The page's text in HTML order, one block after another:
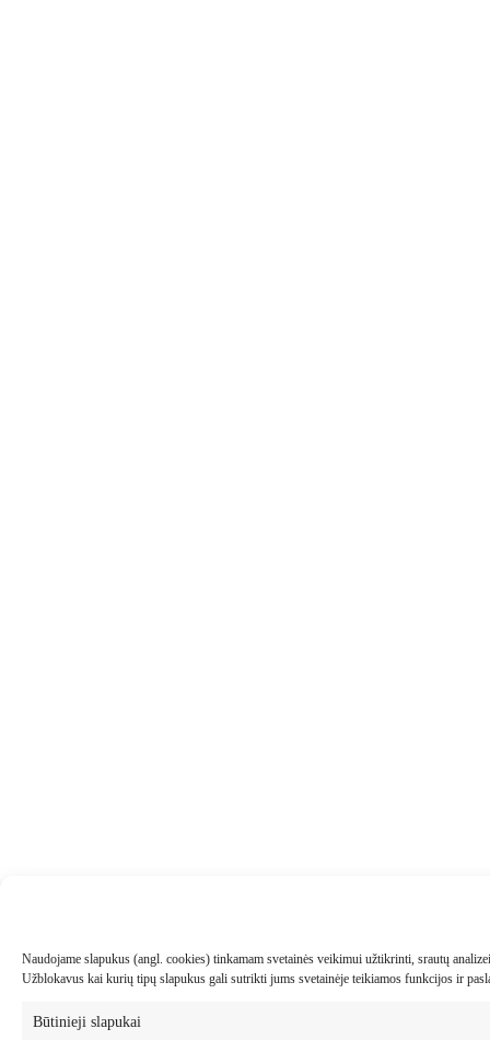
Naudojame slapukus (angl. cookies) tinkamam svetainės veikimui užtikrinti, srautų
Užblokavus kai kurių tipų slapukus gali sutrikti jums svetainėje teikiamos funkcijos ir
Būtinieji slapukai